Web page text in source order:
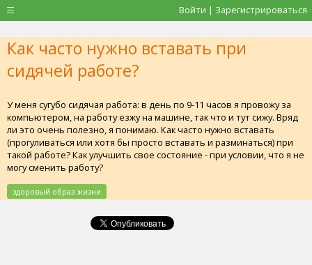
Войти | Зарегистрироваться
Как часто нужно вставать при
сидячей работе?
У меня сугубо сидячая работа: в день по 9-11 часов я провожу за
компьютером, на работу езжу на машине, так что и тут сижу. Вряд
ли это очень полезно, я понимаю. Как часто нужно вставать
(прогуливаться или хотя бы просто вставать и разминаться) при
такой работе? Как улучшить свое состояние - при условии, что я не
могу сменить работу?
здоровый образ жизни